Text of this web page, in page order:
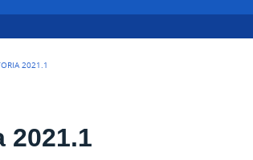
2021.1
2021.1